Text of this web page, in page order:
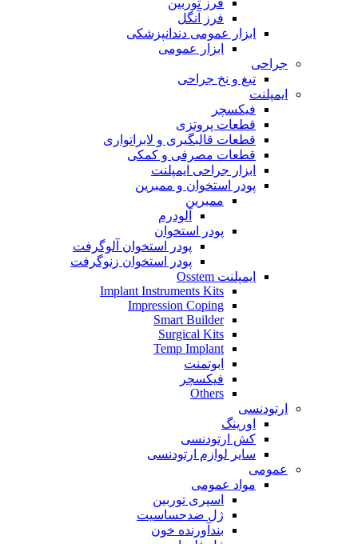
فرز توربین
فرز آنگل
ابزار عمومی دندانپزشکی
ابزار عمومی
جراحی
تیغ و نخ جراحی
ایمپلنت
فیکسچر
قطعات پروتزی
قطعات قالبگیری و لابراتواری
قطعات مصرفی و کمکی
ابزار جراحی ایمپلنت
پودر استخوان و ممبرین
ممبرین
آلودرم
پودر استخوان
پودر استخوان آلوگرفت
پودر استخوان زنوگرفت
ایمپلنت Osstem
Implant Instruments Kits
Impression Coping
Smart Builder
Surgical Kits
Temp Implant
ابوتمنت
فیکسچر
Others
ارتودنسی
اورینگ
کش ارتودنسی
سایر لوازم ارتودنسی
عمومی
مواد عمومی
اسپری توربین
ژل ضدحساسیت
بندآورنده خون